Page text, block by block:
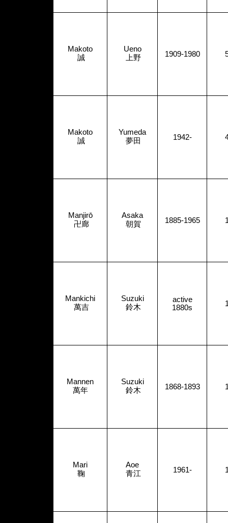
Makoto
誠
Ueno
上野
1909-1980
Makoto
誠
Yumeda
夢田
1942-
Manjirō
卍廊
Asaka
朝賀
1885-1965
Mankichi
萬吉
Suzuki
鈴木
active
1880s
Mannen
萬年
Suzuki
鈴木
1868-1893
Mari
鞠
Aoe
青江
1961-